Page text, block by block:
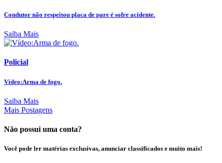
Condutor não respeitou placa de pare é sofre acidente.
Saiba Mais
Policial
Vídeo:Arma de fogo.
Saiba Mais
Mais Postagens
Não possui uma conta?
Você pode ler matérias exclusivas, anunciar classificados e muito mais!